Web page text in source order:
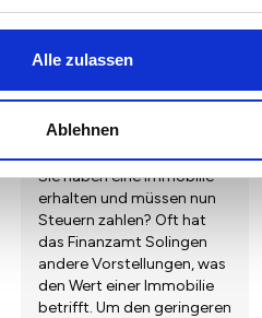
Alle zulassen
Ablehnen
wert ist.
Finanzamt
Sie haben eine Immobilie
erhalten und müssen nun
Steuern zahlen? Oft hat
das Finanzamt Solingen
andere Vorstellungen, was
den Wert einer Immobilie
betrifft. Um den geringeren